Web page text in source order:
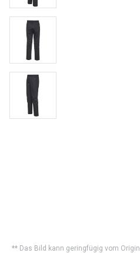
** Das Bild kann geringfügig vom